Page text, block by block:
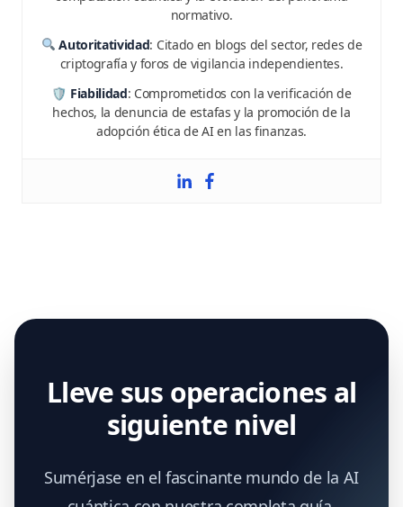
normativo.
Autoritatividad: Citado en blogs del sector, redes de
criptografía y foros de vigilancia independientes.
🛡 Fiabilidad: Comprometidos con la verificación de
hechos, la denuncia de estafas y la promoción de la
adopción ética de AI en las finanzas.
Lleve sus operaciones al
siguiente nivel
Sumérjase en el fascinante mundo de la AI